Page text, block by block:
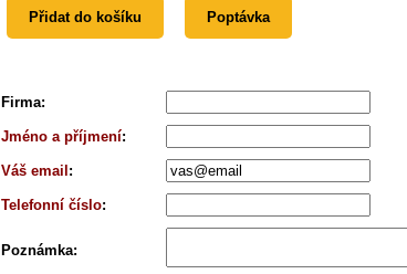
Přidat do košíku Poptávka
Firma:
Jméno a příjmení:
Váš email :
Telefonní číslo:
Poznámka: